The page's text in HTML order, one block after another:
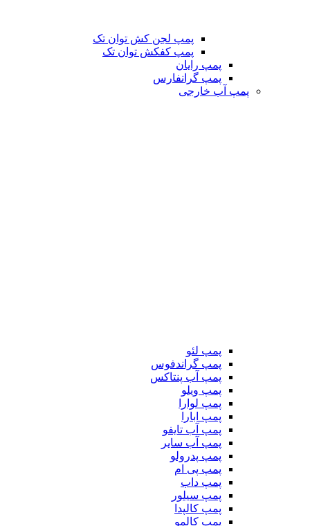
پمپ لجن کش توان تک
پمپ کفکش توان تک
پمپ رایان
پمپ گرانفارس
پمپ آب خارجی
پمپ لئو
پمپ گراندفوس
پمپ آب پنتاکس
پمپ ویلو
پمپ لوارا
پمپ ابارا
پمپ آب تایفو
پمپ آب سایر
پمپ پدرولو
پمپ پی ام
پمپ داب
پمپ سیلور
پمپ کالپدا
پمپ کالمو